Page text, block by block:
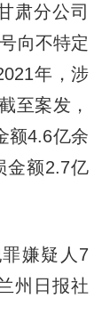
肃分公司
向不特定
年，涉
至案发，
额4.6亿余
金额2.7亿
嫌疑人7
州日报社